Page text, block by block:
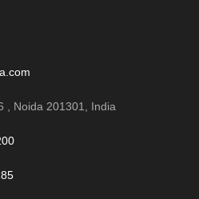
, Noida 201301, India